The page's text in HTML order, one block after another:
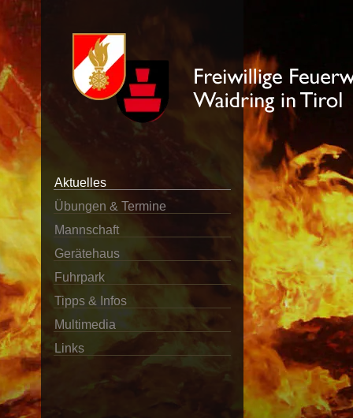
Aktuelles
Übungen & Termine
Mannschaft
Gerätehaus
Fuhrpark
Tipps & Infos
Multimedia
Links